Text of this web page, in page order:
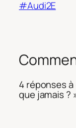
#Audi2E
4 réponses à
que jamais ?